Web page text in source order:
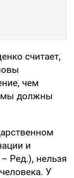
считает,
чем
должны
и
Ред.), нельзя
У